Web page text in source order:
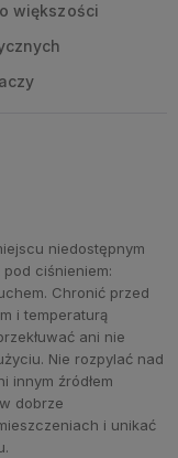
większości
niedostępnym
ciśnieniem:
Chronić przed
i temperaturą
ani nie
Nie rozpylać nad
innym źródłem
dobrze
i unikać